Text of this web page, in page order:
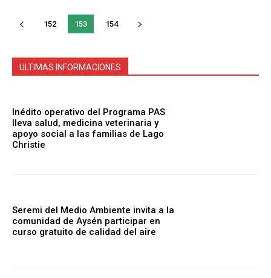
152 153 154
ULTIMAS INFORMACIONES
Inédito operativo del Programa PAS
lleva salud, medicina veterinaria y
apoyo social a las familias de Lago
Christie
Seremi del Medio Ambiente invita a la
comunidad de Aysén participar en
curso gratuito de calidad del aire